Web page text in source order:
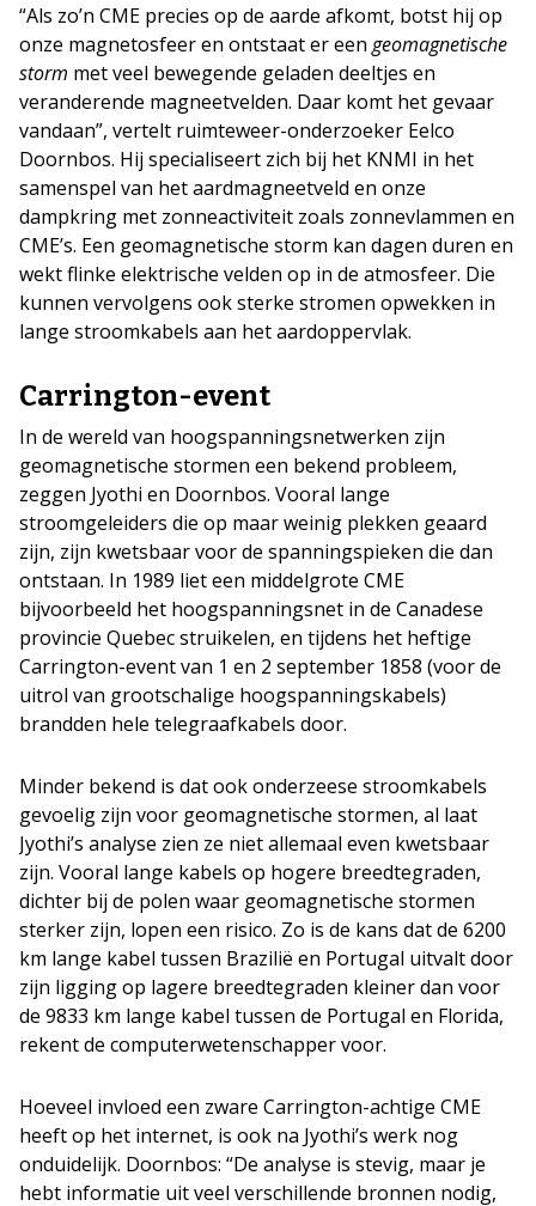
“Als zo’n CME precies op de aarde afkomt, botst hij op
onze magnetosfeer en ontstaat er een geomagnetische
storm met veel bewegende geladen deeltjes en
veranderende magneetvelden. Daar komt het gevaar
vandaan”, vertelt ruimteweer-onderzoeker Eelco
Doornbos. Hij specialiseert zich bij het KNMI in het
samenspel van het aardmagneetveld en onze
dampkring met zonneactiviteit zoals zonnevlammen en
CME’s. Een geomagnetische storm kan dagen duren en
wekt flinke elektrische velden op in de atmosfeer. Die
kunnen vervolgens ook sterke stromen opwekken in
lange stroomkabels aan het aardoppervlak.
Carrington-event
In de wereld van hoogspanningsnetwerken zijn
geomagnetische stormen een bekend probleem,
zeggen Jyothi en Doornbos. Vooral lange
stroomgeleiders die op maar weinig plekken geaard
zijn, zijn kwetsbaar voor de spanningspieken die dan
ontstaan. In 1989 liet een middelgrote CME
bijvoorbeeld het hoogspanningsnet in de Canadese
provincie Quebec struikelen, en tijdens het heftige
Carrington-event van 1 en 2 september 1858 (voor de
uitrol van grootschalige hoogspanningskabels)
brandden hele telegraafkabels door.
Minder bekend is dat ook onderzeese stroomkabels
gevoelig zijn voor geomagnetische stormen, al laat
Jyothi’s analyse zien ze niet allemaal even kwetsbaar
zijn. Vooral lange kabels op hogere breedtegraden,
dichter bij de polen waar geomagnetische stormen
sterker zijn, lopen een risico. Zo is de kans dat de 6200
km lange kabel tussen Brazilië en Portugal uitvalt door
zijn ligging op lagere breedtegraden kleiner dan voor
de 9833 km lange kabel tussen de Portugal en Florida,
rekent de computerwetenschapper voor.
Hoeveel invloed een zware Carrington-achtige CME
heeft op het internet, is ook na Jyothi’s werk nog
onduidelijk. Doornbos: “De analyse is stevig, maar je
hebt informatie uit veel verschillende bronnen nodig,